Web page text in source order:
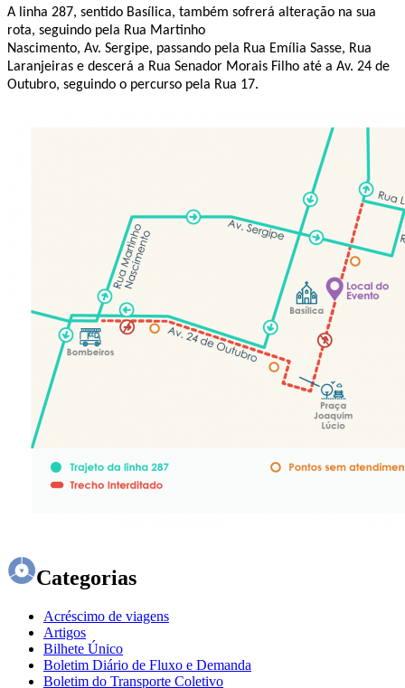
A linha 287, sentido Basílica, também sofrerá alteração na sua
rota, seguindo pela Rua Martinho
Nascimento, Av. Sergipe, passando pela Rua Emília Sasse, Rua
Laranjeiras e descerá a Rua Senador Morais Filho até a Av. 24 de
Outubro, seguindo o percurso pela Rua 17.
Categorias
Acréscimo de viagens
Artigos
Bilhete Único
Boletim Diário de Fluxo e Demanda
Boletim do Transporte Coletivo